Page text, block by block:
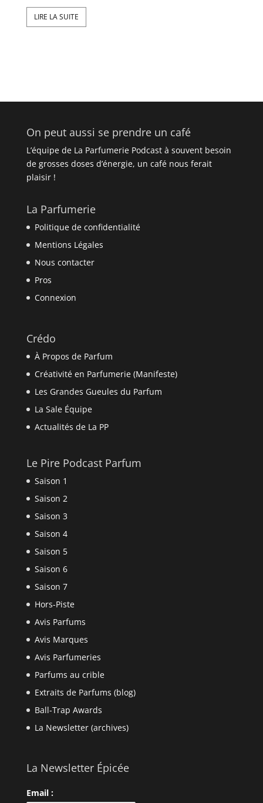
LIRE LA SUITE
On peut aussi se prendre un café
L’équipe de La Parfumerie Podcast à souvent besoin
de grosses doses d’énergie, un café nous ferait
plaisir !
La Parfumerie
Politique de confidentialité
Mentions Légales
Nous contacter
Pros
Connexion
Crédo
À Propos de Parfum
Créativité en Parfumerie (Manifeste)
Les Grandes Gueules du Parfum
La Sale Équipe
Actualités de La PP
Le Pire Podcast Parfum
Saison 1
Saison 2
Saison 3
Saison 4
Saison 5
Saison 6
Saison 7
Hors-Piste
Avis Parfums
Avis Marques
Avis Parfumeries
Parfums au crible
Extraits de Parfums (blog)
Ball-Trap Awards
La Newsletter (archives)
La Newsletter Épicée
Email :